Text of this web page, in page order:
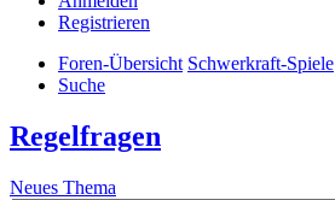
Registrieren
Foren-Übersicht Schwerkraft-Spiele
Suche
Regelfragen
Neues Thema